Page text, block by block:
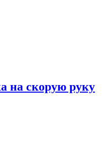
на скорую руку